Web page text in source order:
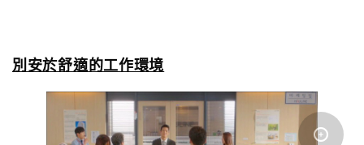
別安於舒適的工作環境